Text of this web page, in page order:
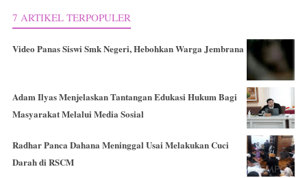
7 ARTIKEL TERPOPULER
Video Panas Siswi Smk Negeri, Hebohkan Warga Jembrana
Adam Ilyas Menjelaskan Tantangan Edukasi Hukum Bagi
Masyarakat Melalui Media Sosial
Radhar Panca Dahana Meninggal Usai Melakukan Cuci
Darah di RSCM